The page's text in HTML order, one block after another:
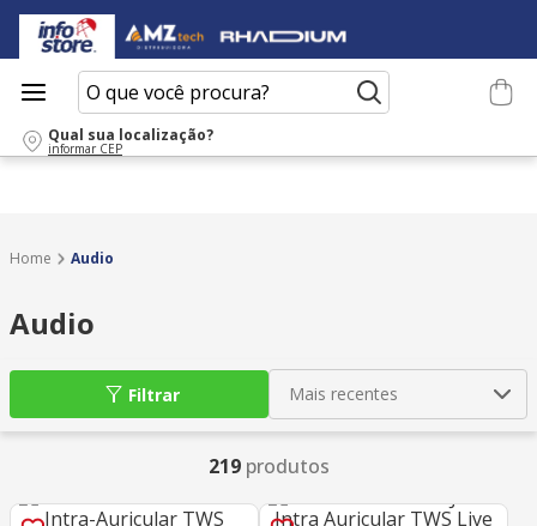
O que você procura?
Qual sua localização?
informar CEP
Audio
Audio
Mais recentes
Filtrar
219 produtos